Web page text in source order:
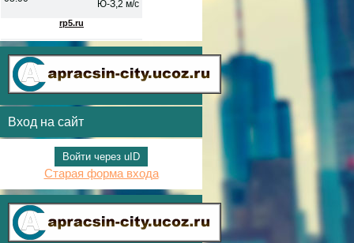
Вход на сайт
Войти через uID
Старая форма входа